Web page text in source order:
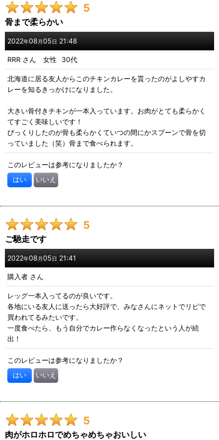
5
骨まで柔らかい
2022年08 月05日 21:48
RRR さん 女性 30代
北海道に居る友人からこのチキンカレーを貰ったのがよしやすカ
レーを知るきっかけになりました。
大きい骨付きチキンが一本入っています。お肉がとても柔らかく
てすごく美味しいです！
びっくりしたのが骨も柔らかくていつの間にかスプーンで骨を切
っていました（笑）骨まで食べられます。
このレビューは参考になりましたか？
はい いいえ
5
ご馳走です
2022年08 月05日 21:41
購入者 さん
レッグ一本入ってるのが良いです。
各地にいる友人に送ったら大好評で、みなさんにネットでリピで
買われてるみたいです。
一度食べたら、もう自分でカレー作らなくなったという人が続
出！
このレビューは参考になりましたか？
はい いいえ
5
肉がホロホロでめちゃめちゃおいしい